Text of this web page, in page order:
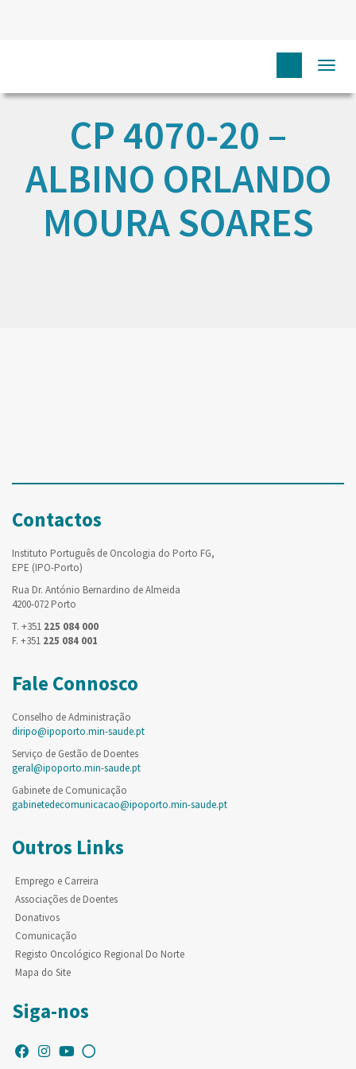
CP 4070-20 –
ALBINO ORLANDO
MOURA SOARES
Contactos
Instituto Português de Oncologia do Porto FG,
EPE (IPO-Porto)
Rua Dr. António Bernardino de Almeida
4200-072 Porto
T. +351 225 084 000
F. +351 225 084 001
Fale Connosco
Conselho de Administração
diripo@ipoporto.min-saude.pt
Serviço de Gestão de Doentes
geral@ipoporto.min-saude.pt
Gabinete de Comunicação
gabinetedecomunicacao@ipoporto.min-saude.pt
Outros Links
Emprego e Carreira
Associações de Doentes
Donativos
Comunicação
Registo Oncológico Regional Do Norte
Mapa do Site
Siga-nos